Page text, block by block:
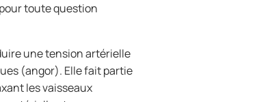
toute question
une tension artérielle
(angor). Elle fait partie
les vaisseaux